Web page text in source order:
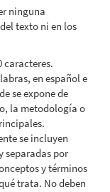
ninguna
texto ni en los
caracteres.
en español e
se expone de
la metodología o
se incluyen
separadas por
y términos
trata. No deben